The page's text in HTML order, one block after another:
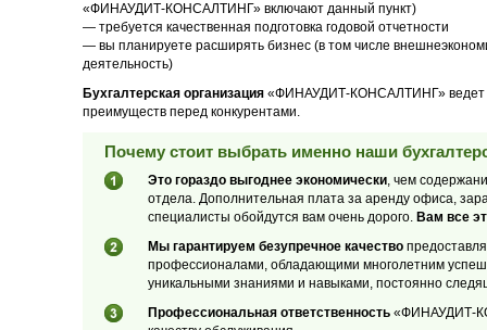
«ФИНАУДИТ-КОНСАЛТИНГ» включают данный пункт)
— требуется качественная подготовка годовой отчетности
— вы планируете расширять бизнес (в том числе
деятельность)
Бухгалтерская организация «ФИНАУДИТ-КОНСАЛТИНГ» ведет
преимуществ перед конкурентами.
Почему стоит выбрать именно наши
Это гораздо выгоднее экономически, чем
отдела. Дополнительная плата за аренду офиса,
специалисты обойдутся вам очень дорого. Вам все
Мы гарантируем безупречное качество
профессионалами, обладающими многолетним
уникальными знаниями и навыками, постоянно
Профессиональная ответственность «ФИНАУДИТ-